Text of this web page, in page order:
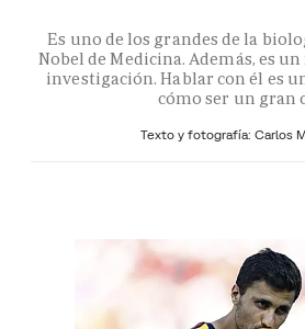
Es uno de los grandes de la
Nobel de Medicina. Además, es
investigación. Hablar con él es
cómo ser un gran
Texto y fotografía: Carlos